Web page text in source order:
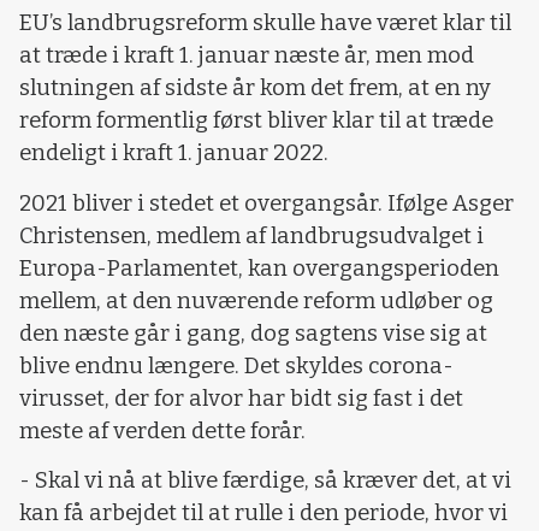
EU’s landbrugsreform skulle have været klar til
at træde i kraft 1. januar næste år, men mod
slutningen af sidste år kom det frem, at en ny
reform formentlig først bliver klar til at træde
endeligt i kraft 1. januar 2022.
2021 bliver i stedet et overgangsår. Ifølge Asger
Christensen, medlem af landbrugsudvalget i
Europa-Parlamentet, kan overgangsperioden
mellem, at den nuværende reform udløber og
den næste går i gang, dog sagtens vise sig at
blive endnu længere. Det skyldes corona-
virusset, der for alvor har bidt sig fast i det
meste af verden dette forår.
- Skal vi nå at blive færdige, så kræver det, at vi
kan få arbejdet til at rulle i den periode, hvor vi